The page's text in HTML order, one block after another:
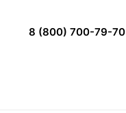
8 (800) 700-79-70